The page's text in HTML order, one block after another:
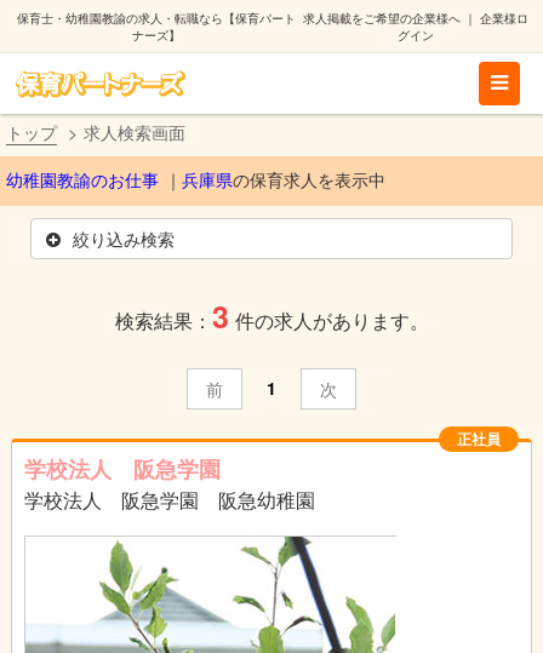
保育士・幼稚園教諭の求人・転職なら【保育パート
ナーズ】
求人掲載をご希望の企業様へ｜ 企業様ロ
グイン
トップ 求人検索画面
幼稚園教諭のお仕事 兵庫県の保育求人を表示中
絞り込み検索
検索結果： 3 件の求人があります。
前 1 次
正社員
学校法人 阪急学園
学校法人 阪急学園 阪急幼稚園